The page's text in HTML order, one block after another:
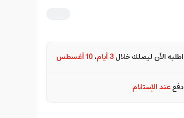
اطلبه الآن ليصلك خلال3 أيام ، 10 أغسطس
دفععند الإستلام